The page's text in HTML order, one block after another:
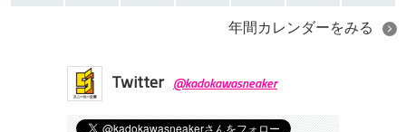
年間カレンダーをみる
Twitter @kadokawasneaker